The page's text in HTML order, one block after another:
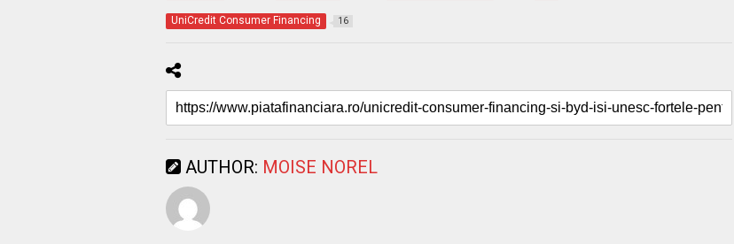
UniCredit Consumer Financing 16
AUTHOR: MOISE NOREL